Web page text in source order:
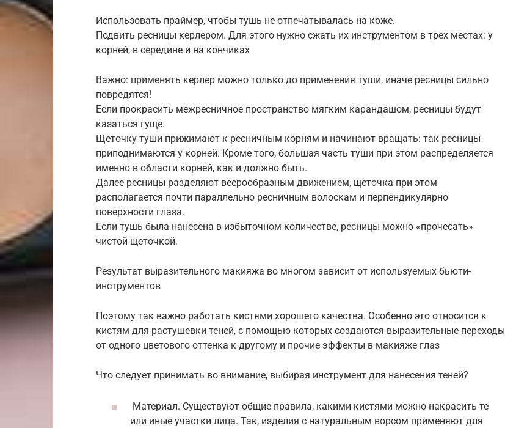
Использовать праймер, чтобы тушь не отпечатывалась на коже.
Подвить ресницы керлером. Для этого нужно сжать их инструментом в трех местах: у
корней, в середине и на кончиках
Важно: применять керлер можно только до применения туши, иначе ресницы сильно
повредятся!
Если прокрасить межресничное пространство мягким карандашом, ресницы будут
казаться гуще.
Щеточку туши прижимают к ресничным корням и начинают вращать: так ресницы
приподнимаются у корней. Кроме того, большая часть туши при этом распределяется
именно в области корней, как и должно быть.
Далее ресницы разделяют веерообразным движением, щеточка при этом
располагается почти параллельно ресничным волоскам и перпендикулярно
поверхности глаза.
Если тушь была нанесена в избыточном количестве, ресницы можно «прочесать»
чистой щеточкой.
Результат выразительного макияжа во многом зависит от используемых бьюти-
инструментов
Поэтому так важно работать кистями хорошего качества. Особенно это относится к
кистям для растушевки теней, с помощью которых создаются выразительные переходы
от одного цветового оттенка к другому и прочие эффекты в макияже глаз
Что следует принимать во внимание, выбирая инструмент для нанесения теней?
Материал. Существуют общие правила, какими кистями можно накрасить те
или иные участки лица. Так, изделия с натуральным ворсом применяют для